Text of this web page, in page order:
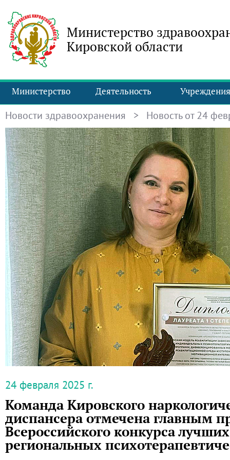
Министерство
Кировской области
Министерство Деятельность Учреждения
Новости здравоохранения > Новость от 24
24 февраля 2025 г.
Команда Кировского
диспансера отмечена главным
Всероссийского конкурса лучших
региональных